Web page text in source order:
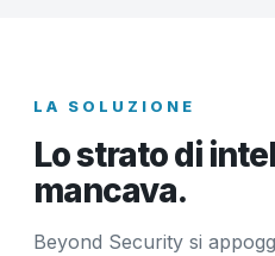
LA SOLUZIONE
Lo strato di
mancava.
Beyond Security si